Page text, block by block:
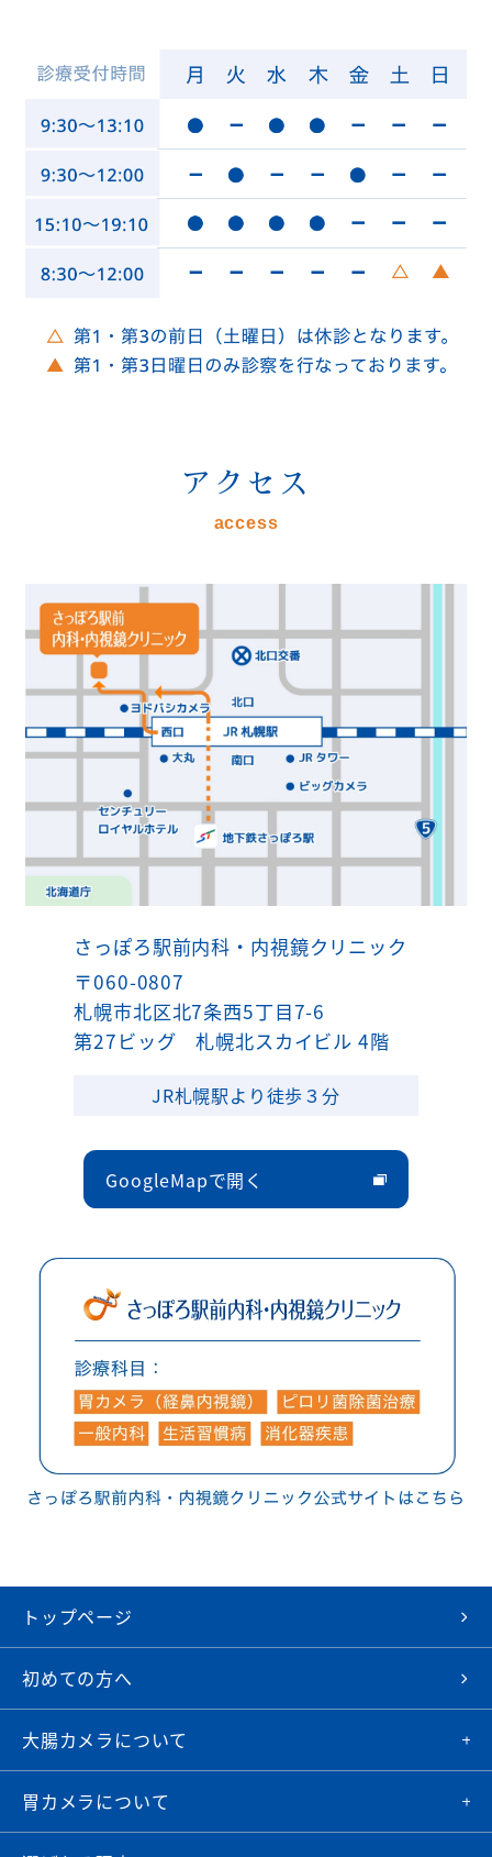
アクセス
access
さっぽろ駅前内科・内視鏡クリニック
〒060-0807
札幌市北区北7条西5丁目7-6
第27ビッグ 札幌北スカイビル 4階
JR札幌駅より徒歩３分
GoogleMapで開く
トップページ
初めての方へ
大腸カメラについて
胃カメラについて